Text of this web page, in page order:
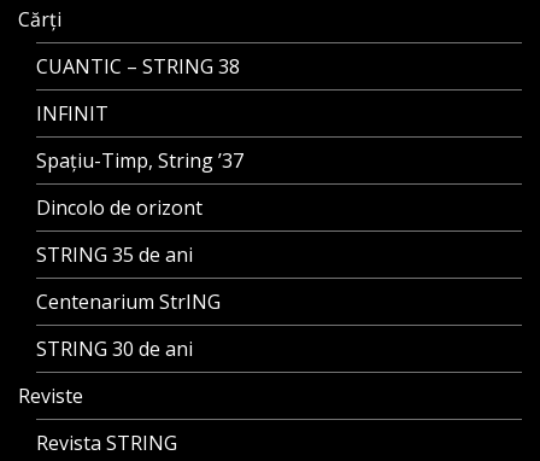
Cărți
CUANTIC – STRING 38
INFINIT
Spațiu-Timp, String ’37
Dincolo de orizont
STRING 35 de ani
Centenarium StrING
STRING 30 de ani
Reviste
Revista STRING